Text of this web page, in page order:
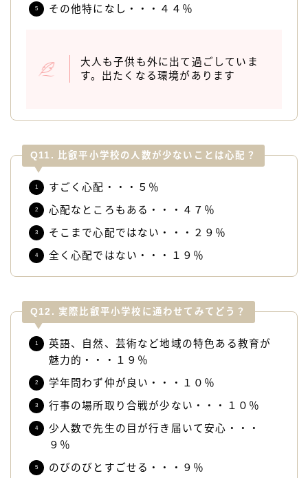
その他特になし・・・４４％
大人も子供も外に出て過ごしていま
す。出たくなる環境があります
Q11. 比叡平小学校の人数が少ないことは心配？
すごく心配・・・５％
心配なところもある・・・４７％
そこまで心配ではない・・・２９％
全く心配ではない・・・１９％
Q12. 実際比叡平小学校に通わせてみてどう？
英語、自然、芸術など地域の特色ある教育が
魅力的・・・１９％
学年問わず仲が良い・・・１０％
行事の場所取り合戦が少ない・・・１０％
少人数で先生の目が行き届いて安心・・・
９％
のびのびとすごせる・・・９％